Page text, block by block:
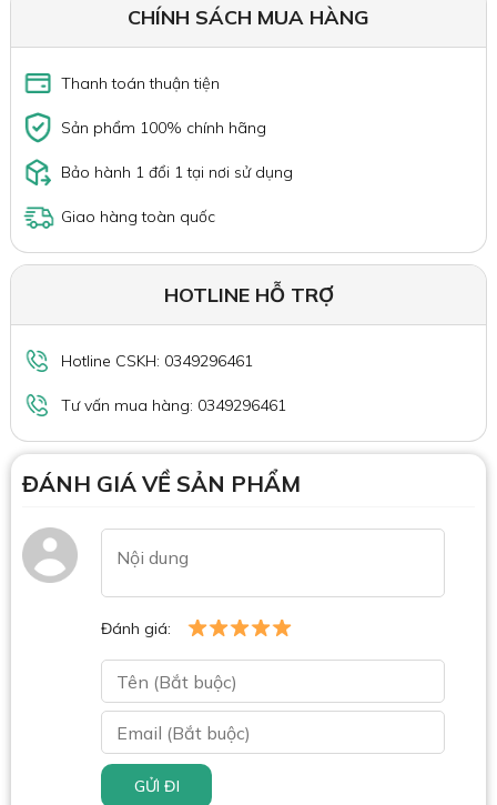
CHÍNH SÁCH MUA HÀNG
Thanh toán thuận tiện
Sản phẩm 100% chính hãng
Bảo hành 1 đổi 1 tại nơi sử dụng
Giao hàng toàn quốc
HOTLINE HỖ TRỢ
Hotline CSKH: 0349296461
Tư vấn mua hàng: 0349296461
ĐÁNH GIÁ VỀ SẢN PHẨM
Đánh giá:
GỬI ĐI